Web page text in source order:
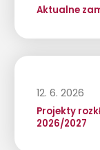
Aktualne
12. 6. 2026
Projekty
2026/2027